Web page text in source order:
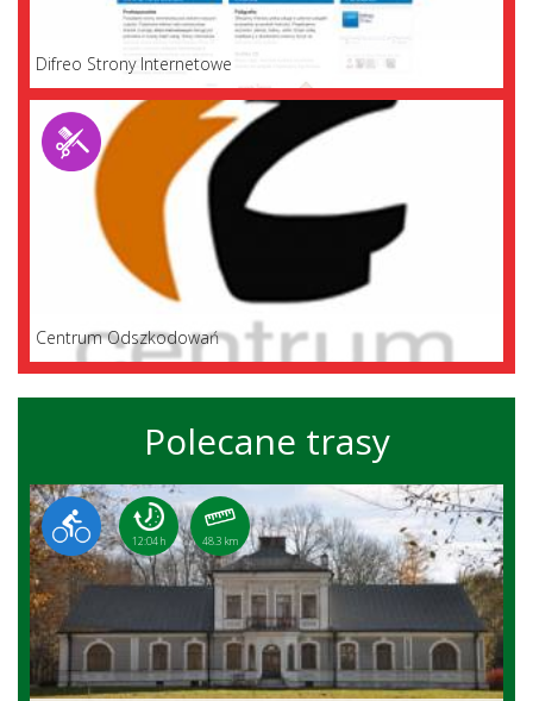
Difreo Strony Internetowe
Centrum Odszkodowań
Polecane trasy
12:04 h 48.3 km